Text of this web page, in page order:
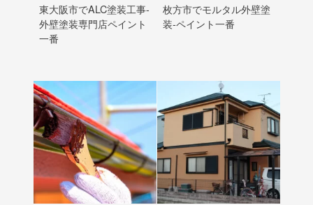
東大阪市でALC塗装工事-
外壁塗装専門店ペイント
一番
枚方市でモルタル外壁塗
装-ペイント一番